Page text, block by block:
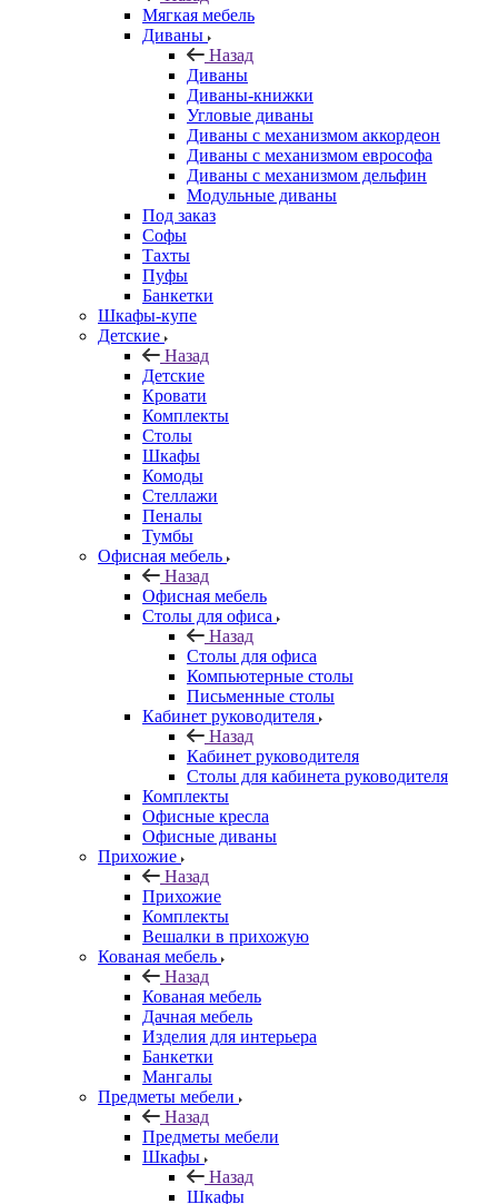
Мягкая мебель
Диваны
Назад
Диваны
Диваны-книжки
Угловые диваны
Диваны с механизмом аккордеон
Диваны с механизмом еврософа
Диваны с механизмом дельфин
Модульные диваны
Под заказ
Софы
Тахты
Пуфы
Банкетки
Шкафы-купе
Детские
Назад
Детские
Кровати
Комплекты
Столы
Шкафы
Комоды
Стеллажи
Пеналы
Тумбы
Офисная мебель
Назад
Офисная мебель
Столы для офиса
Назад
Столы для офиса
Компьютерные столы
Письменные столы
Кабинет руководителя
Назад
Кабинет руководителя
Столы для кабинета руководителя
Комплекты
Офисные кресла
Офисные диваны
Прихожие
Назад
Прихожие
Комплекты
Вешалки в прихожую
Кованая мебель
Назад
Кованая мебель
Дачная мебель
Изделия для интерьера
Банкетки
Мангалы
Предметы мебели
Назад
Предметы мебели
Шкафы
Назад
Шкафы